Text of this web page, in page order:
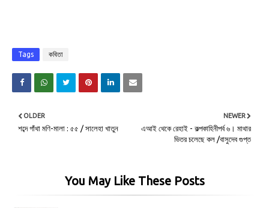
Tags কবিতা
NEWER
এআই থেকে রেহাই - কল্পকাহিনীপর্ব ৬। মাথার
ভিতর চলেছে কল /বাসুদেব গুপ্ত
OLDER
শব্দে গাঁথা মণি-মালা : ৫৫ / সালেহা খাতুন
You May Like These Posts